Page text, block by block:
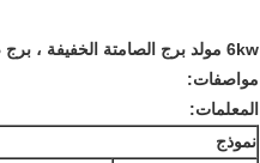
6kw مولد برج الصامتة الخفيفة ، برج ضوء المحمول
مواصفات:
المعلمات:
نموذج